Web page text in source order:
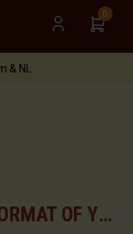
0
& NL
CLICK ON THE PALLET FORMAT OF YOUR CHOICE FOR THE AVAILABLE ASSORTMENTS